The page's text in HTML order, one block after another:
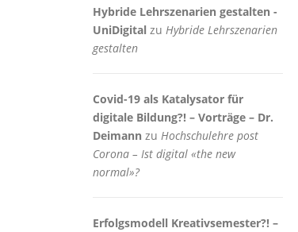
Hybride Lehrszenarien gestalten -
UniDigital zu Hybride Lehrszenarien
gestalten
Covid-19 als Katalysator für
digitale Bildung?! – Vorträge – Dr.
Deimann zu Hochschulehre post
Corona – Ist digital «the new
normal»?
Erfolgsmodell Kreativsemester?! –